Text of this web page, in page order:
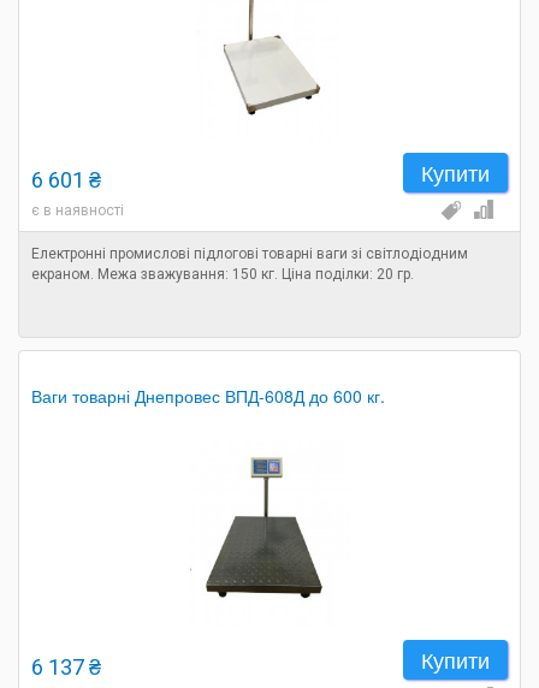
Купити
6 601 ₴
є в наявності
Електронні промислові підлогові товарні ваги зі світлодіодним
екраном. Межа зважування: 150 кг. Ціна поділки: 20 гр.
Ваги товарні Днепровес ВПД-608Д до 600 кг.
Купити
6 137 ₴